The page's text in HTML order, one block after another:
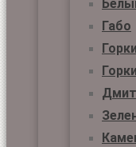
Габо
Горки